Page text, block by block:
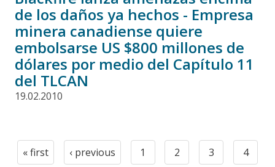
de los daños ya hechos - Empresa
minera canadiense quiere
embolsarse US $800 millones de
dólares por medio del Capítulo 11
del TLCAN
19.02.2010
Paginación
First
« first
Previous
‹ previous
Page
1
Page
2
Page
3
Page
4